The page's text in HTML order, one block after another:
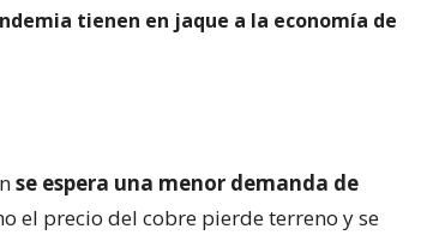
tienen en jaque a la economía de
se espera una menor demanda de
el precio del cobre pierde terreno y se